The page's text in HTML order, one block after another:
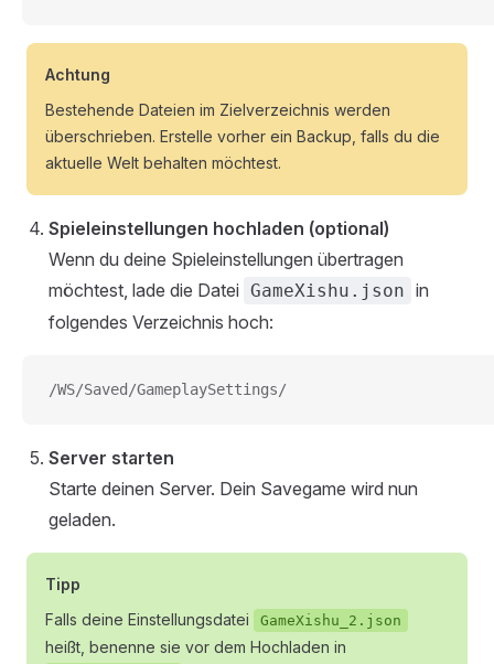
Achtung
Bestehende Dateien im Zielverzeichnis werden
überschrieben. Erstelle vorher ein Backup, falls du die
aktuelle Welt behalten möchtest.
Spieleinstellungen hochladen (optional)
Wenn du deine Spieleinstellungen übertragen
möchtest, lade die Datei GameXishu.json in
folgendes Verzeichnis hoch:
/WS/Saved/GameplaySettings/
Server starten
Starte deinen Server. Dein Savegame wird nun
geladen.
Tipp
Falls deine Einstellungsdatei
GameXishu_2.json
heißt, benenne sie vor dem Hochladen in